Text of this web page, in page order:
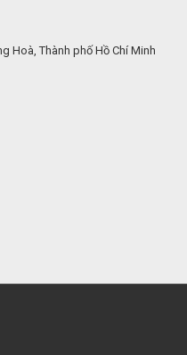
Hoà, Thành phố Hồ Chí Minh